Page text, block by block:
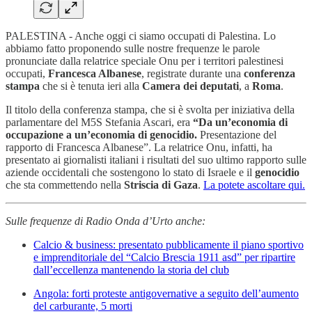
PALESTINA - Anche oggi ci siamo occupati di Palestina. Lo
abbiamo fatto proponendo sulle nostre frequenze le parole
pronunciate dalla relatrice speciale Onu per i territori palestinesi
occupati, Francesca Albanese, registrate durante una conferenza
stampa che si è tenuta ieri alla Camera dei deputati, a Roma.
Il titolo della conferenza stampa, che si è svolta per iniziativa della
parlamentare del M5S Stefania Ascari, era “Da un’economia di
occupazione a un’economia di genocidio. Presentazione del
rapporto di Francesca Albanese”. La relatrice Onu, infatti, ha
presentato ai giornalisti italiani i risultati del suo ultimo rapporto sulle
aziende occidentali che sostengono lo stato di Israele e il genocidio
che sta commettendo nella Striscia di Gaza. La potete ascoltare qui.
Sulle frequenze di Radio Onda d’Urto anche:
Calcio & business: presentato pubblicamente il piano sportivo
e imprenditoriale del “Calcio Brescia 1911 asd” per ripartire
dall’eccellenza mantenendo la storia del club
Angola: forti proteste antigovernative a seguito dell’aumento
del carburante, 5 morti